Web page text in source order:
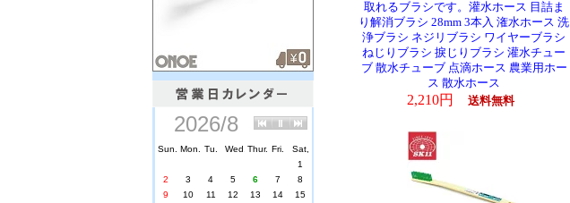
取れるブラシです。灌水ホース 目詰ま
り解消ブラシ 28mm 3本入 潅水ホース 洗
浄ブラシ ネジリブラシ ワイヤーブラシ
ねじりブラシ 捩じりブラシ 灌水チュー
ブ 散水チューブ 点滴ホース 農業用ホー
ス 散水ホース
2,210円 送料無料